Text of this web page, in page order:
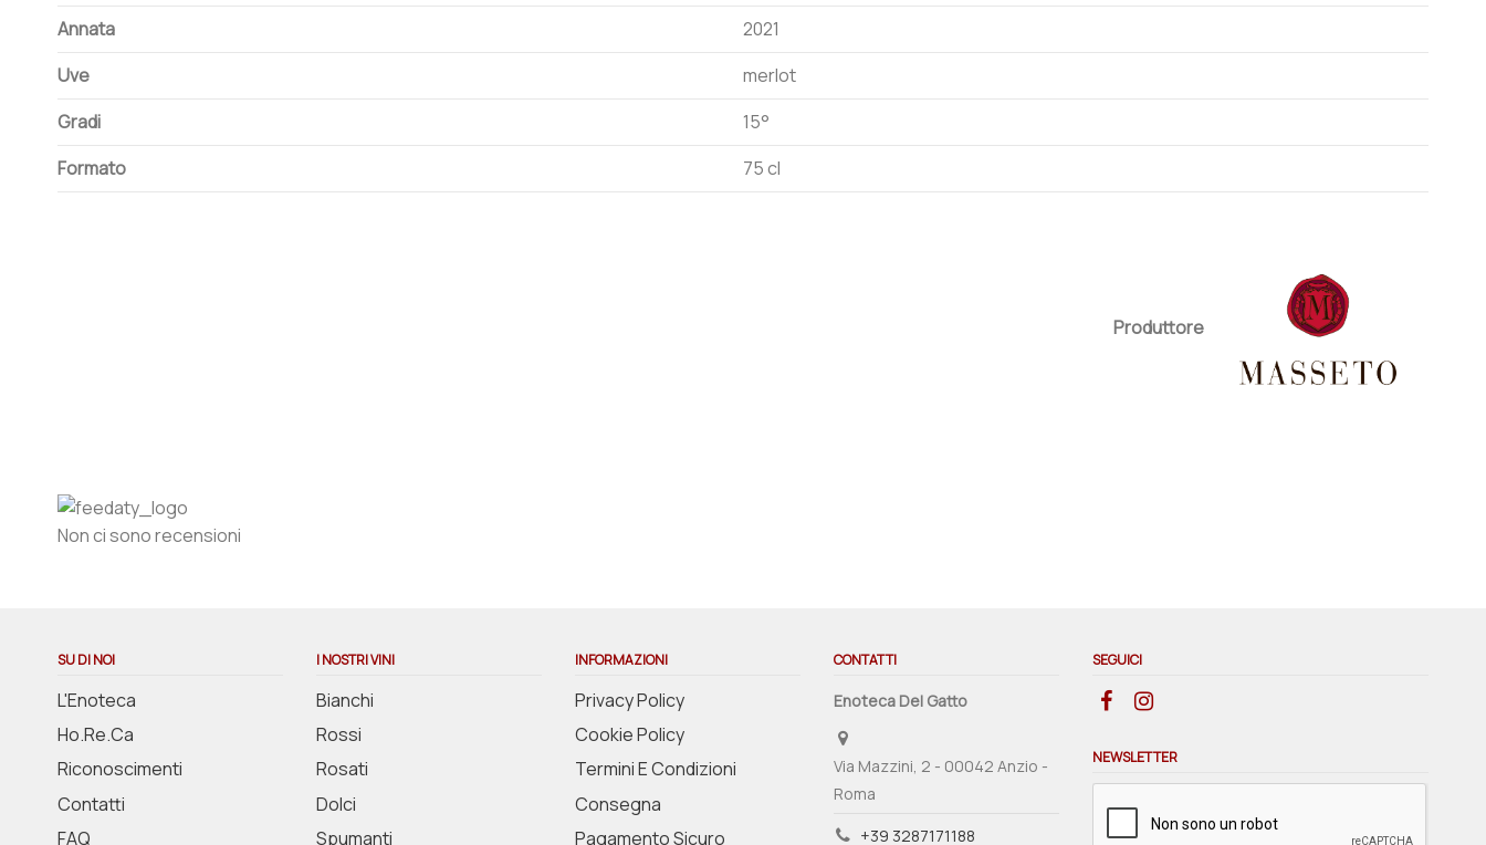
Annata
2021
Uve
merlot
Gradi
15°
Formato
75 cl
Produttore
Non ci sono recensioni
SU DI NOI
L'Enoteca
Ho.Re.Ca
Riconoscimenti
Contatti
FAQ
I NOSTRI VINI
Bianchi
Rossi
Rosati
Dolci
Spumanti
INFORMAZIONI
Privacy Policy
Cookie Policy
Termini E Condizioni
Consegna
Pagamento Sicuro
CONTATTI
Enoteca Del Gatto
Via Mazzini, 2 - 00042 Anzio -
Roma
+39 3287171188
SEGUICI
NEWSLETTER